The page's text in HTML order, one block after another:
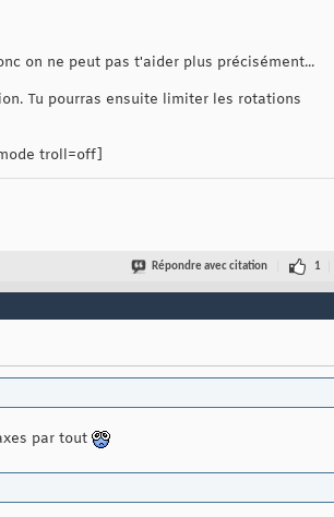
on ne peut pas t'aider plus précisément...
Tu pourras ensuite limiter les rotations
troll=off]
Répondre avec citation 1
par tout